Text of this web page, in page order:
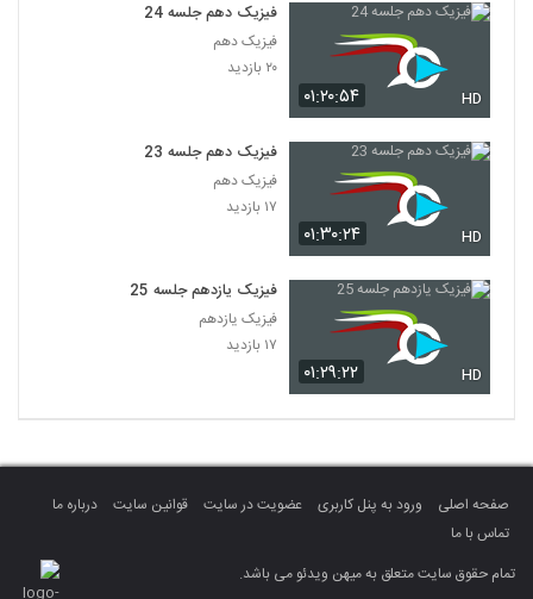
۰۱:۲۰:۵۴ HD
فیزیک دهم جلسه 24
فیزیک دهم
۲۰ بازدید
۰۱:۳۰:۲۴ HD
فیزیک دهم جلسه 23
فیزیک دهم
۱۷ بازدید
۰۱:۲۹:۲۲ HD
فیزیک یازدهم جلسه 25
فیزیک یازدهم
۱۷ بازدید
صفحه اصلی ورود به پنل کاربری عضویت در سایت قوانین سایت
درباره ما
تماس با ما
تمام حقوق سایت متعلق به میهن ویدئو می باشد.